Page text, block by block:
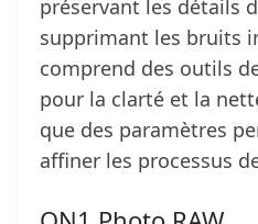
préservant les détails
supprimant les bruits
comprend des outils
pour la clarté et la
que des paramètres
affiner les processus